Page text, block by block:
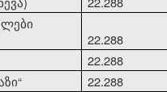
22.288
22.288
“
22.288